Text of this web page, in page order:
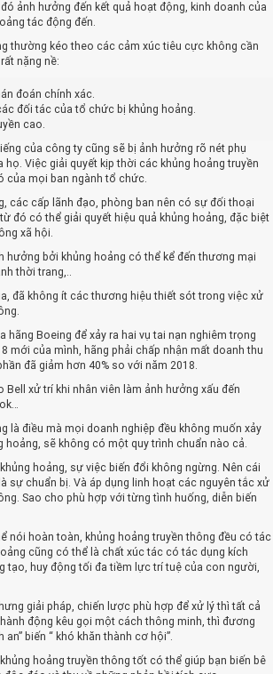
ảnh hưởng đến kết quả hoạt động, kinh doanh của
tác động đến.
thường kéo theo các cảm xúc tiêu cực không cần
nặng nề:
đoán chính xác.
đối tác của tổ chức bị khủng hoảng.
cao.
của công ty cũng sẽ bị ảnh hưởng rõ nét phụ
Việc giải quyết kịp thời các khủng hoảng truyền
của mọi ban ngành tổ chức.
các cấp lãnh đạo, phòng ban nên có sự đối thoại
đó có thể giải quyết hiệu quả khủng hoảng, đặc biệt
xã hội.
hưởng bởi khủng hoảng có thể kể đến thương mại
thời trang,..
đã không ít các thương hiệu thiết sót trong việc xử
hãng Boeing để xảy ra hai vụ tai nạn nghiêm trọng
mới của mình, hãng phải chấp nhận mất doanh thu
đã giảm hơn 40% so với năm 2018.
xử trí khi nhân viên làm ảnh hưởng xấu đến
là điều mà mọi doanh nghiệp đều không muốn xảy
hoảng, sẽ không có một quy trình chuẩn nào cả.
hoảng, sự việc biến đổi không ngừng. Nên cái
sự chuẩn bị. Và áp dụng linh hoạt các nguyên tắc xử
Sao cho phù hợp với từng tình huống, diễn biến
nói hoàn toàn, khủng hoảng truyền thông đều có tác
cũng có thể là chất xúc tác có tác dụng kích
tạo, huy động tối đa tiềm lực trí tuệ của con người,
giải pháp, chiến lược phù hợp để xử lý thì tất cả
động kêu gọi một cách thông minh, thì đương
biến “ khó khăn thành cơ hội”.
hoảng truyền thông tốt có thể giúp bạn biến bê